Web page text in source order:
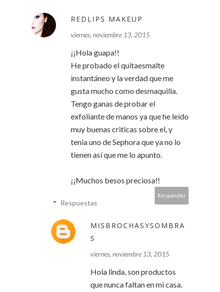
REDLIPS MAKEUP
viernes, noviembre 13, 2015
¡¡Hola guapa!!
He probado el quitaesmalte
instantáneo y la verdad que me
gusta mucho como desmaquilla.
Tengo ganas de probar el
exfoliante de manos ya que he leído
muy buenas criticas sobre el, y
tenia uno de Sephora que ya no lo
tienen así que me lo apunto.
¡¡Muchos besos preciosa!!
Responder
Respuestas
MISBROCHASYSOMBRA
S
viernes, noviembre 13, 2015
Hola linda, son productos
que nunca faltan en mi casa.